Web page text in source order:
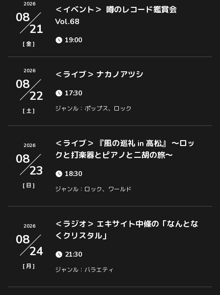
2026
08
21
[ 金]
＜イベント＞ 噂のレコード鑑賞会
Vol.68
19:00
2026
08
22
[ 土]
＜ライブ＞ ナカノアツシ
17:30
ジャンル：ポップス、ロック
2026
08
23
[ 日]
＜ライブ＞ 『風の巡礼 in 高松』 〜ロッ
クと打楽器とピアノと二胡の旅〜
18:30
ジャンル：ロック、ワールド
2026
08
24
[ 月]
＜ラジオ＞ エキサイト中條の「なんとな
くクリスタル」
21:30
ジャンル：バラエティ